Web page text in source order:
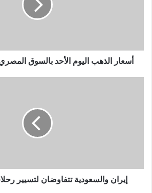
أسعار الذهب اليوم الأحد بالسوق
إيران والسعودية تتفاوضان لتسيير